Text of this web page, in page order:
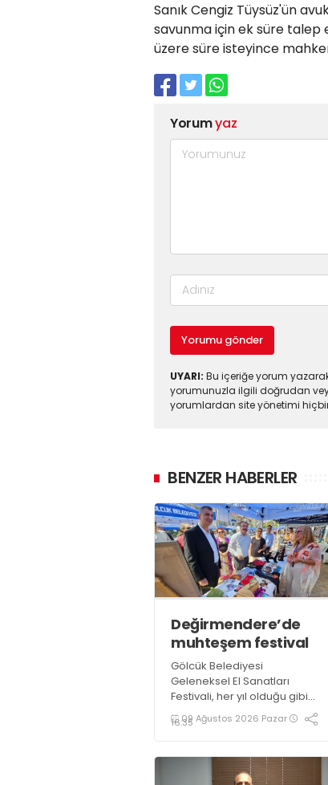
Sanık Cengiz Tüysüz'ün
savunma için ek süre talep
üzere süre isteyince
Yorumyaz
Yorumu gönder
UYARI: Bu içeriğe yorum
yorumunuzla ilgili doğrudan
yorumlardan site yönetimi
BENZER HABERLER
Değirmendere’de
muhteşem festival
Gölcük Belediyesi
Geleneksel El Sanatları
Festivali, her yıl olduğu gibi
bu yıl da göz nuru binlerce
ürün ve el emeği ustası
boyunca Değirmendere
İskele meydanında
09 Ağustos 2026 Pazar
16:35